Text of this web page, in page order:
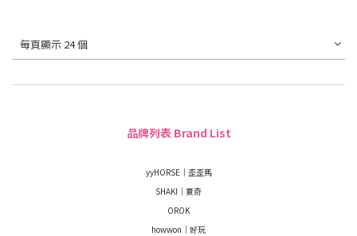
每頁顯示 24 個
品牌列表 Brand List
yyHORSE｜歪歪馬
SHAKI｜夏奇
OROK
howwon｜好玩